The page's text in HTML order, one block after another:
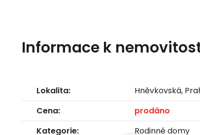
Informace k
Lokalita:
Hněvkovská,
Cena:
prodáno
Kategorie:
Rodinné domy